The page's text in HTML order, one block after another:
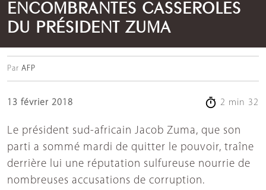
ENCOMBRANTES CASSEROLES
DU PRÉSIDENT ZUMA
Par AFP
13 février 2018 2 min 32
Le président sud-africain Jacob Zuma, que son
parti a sommé mardi de quitter le pouvoir, traîne
derrière lui une réputation sulfureuse nourrie de
nombreuses accusations de corruption.